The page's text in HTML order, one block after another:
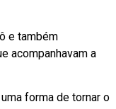
e também
acompanhavam a
forma de tornar o